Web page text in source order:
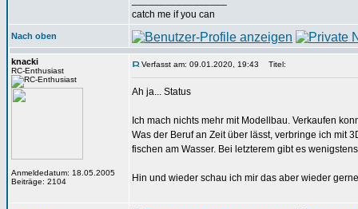
catch me if you can
Nach oben
knacki
RC-Enthusiast
Anmeldedatum: 18.05.2005
Beiträge: 2104
Verfasst am: 09.01.2020, 19:43 Titel:
Ah ja... Status
Ich mach nichts mehr mit Modellbau. Verkaufen
Was der Beruf an Zeit über lässt, verbringe ich mit
fischen am Wasser. Bei letzterem gibt es
Hin und wieder schau ich mir das aber wieder